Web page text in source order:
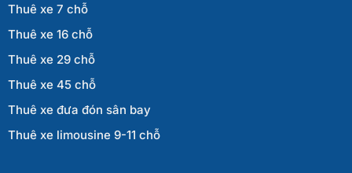
Thuê xe 7 chỗ
Thuê xe 16 chỗ
Thuê xe 29 chỗ
Thuê xe 45 chỗ
Thuê xe đưa đón sân bay
Thuê xe limousine 9-11 chỗ